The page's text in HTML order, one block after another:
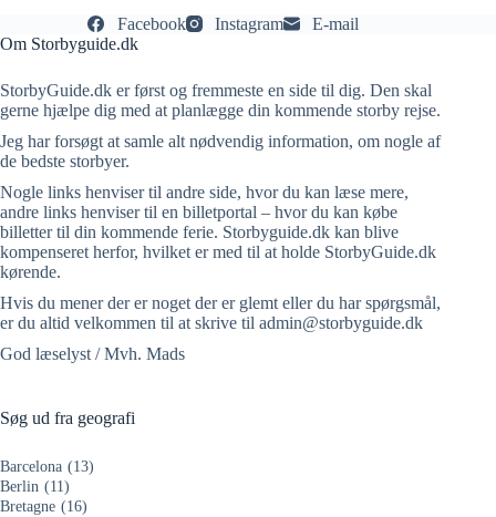
Facebook Instagram
E-mail
Om Storbyguide.dk
StorbyGuide.dk er først og fremmeste en side til dig. Den skal
gerne hjælpe dig med at planlægge din kommende storby rejse.
Jeg har forsøgt at samle alt nødvendig information, om nogle af
de bedste storbyer.
Nogle links henviser til andre side, hvor du kan læse mere,
andre links henviser til en billetportal – hvor du kan købe
billetter til din kommende ferie. Storbyguide.dk kan blive
kompenseret herfor, hvilket er med til at holde StorbyGuide.dk
kørende.
Hvis du mener der er noget der er glemt eller du har spørgsmål,
er du altid velkommen til at skrive til admin@storbyguide.dk
God læselyst / Mvh. Mads
Søg ud fra geografi
Barcelona (13)
Berlin (11)
Bretagne (16)